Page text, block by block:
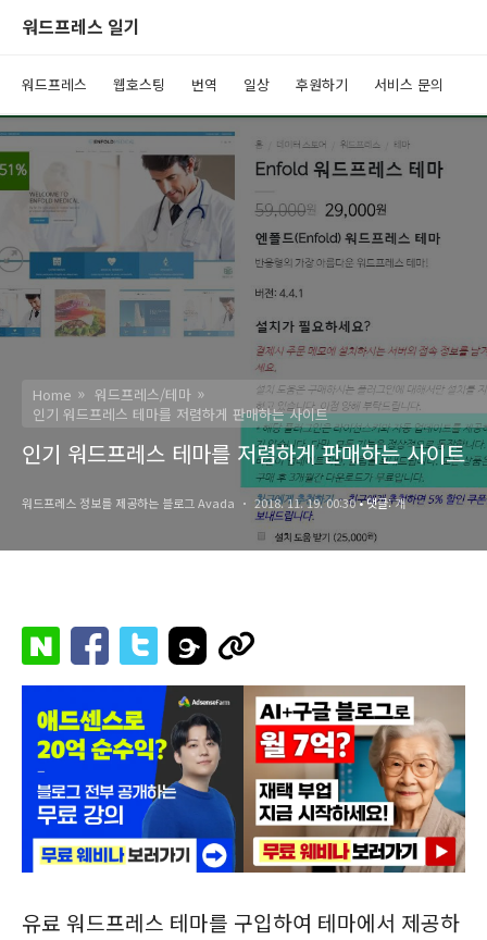
워드프레스 일기
워드프레스 웹호스팅 번역 일상 후원하기 서비스 문의
Home
워드프레스/테마
인기 워드프레스 테마를 저렴하게 판매하는 사이트
인기 워드프레스 테마를 저렴하게 판매하는 사이트
워드프레스 정보를 제공하는 블로그 Avada 2018. 11. 19. 00:30• 댓글:개
유료 워드프레스 테마를 구입하여 테마에서 제공하